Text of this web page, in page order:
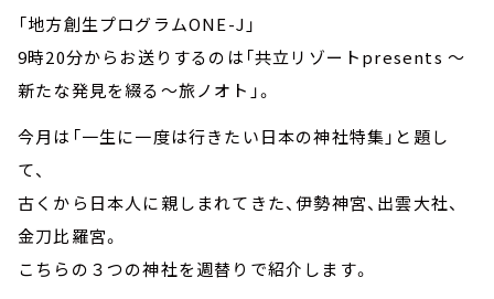
「地方創生プログラムONE-J」
9時20分からお送りするのは「共立リゾートpresents ～
新たな発見を綴る～旅ノオト」。
今月は「一生に一度は行きたい日本の神社特集」と題し
て、
古くから日本人に親しまれてきた、伊勢神宮、出雲大社、
金刀比羅宮。
こちらの３つの神社を週替りで紹介します。